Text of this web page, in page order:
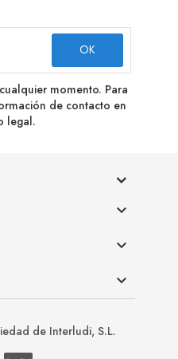
momento. Para
de contacto en
legal.



de Interludi, S.L.